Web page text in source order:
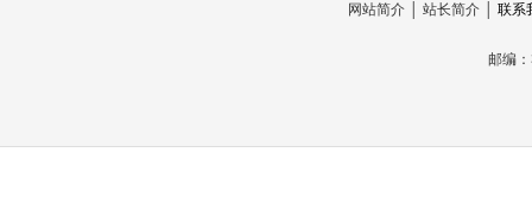
网站简介│ 站长简介│ 联系
邮编